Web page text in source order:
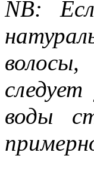
NB:
воды